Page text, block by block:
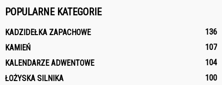
POPULARNE KATEGORIE
KADZIDEŁKA ZAPACHOWE
136
KAMIEŃ
107
KALENDARZE ADWENTOWE
104
ŁOŻYSKA SILNIKA
100